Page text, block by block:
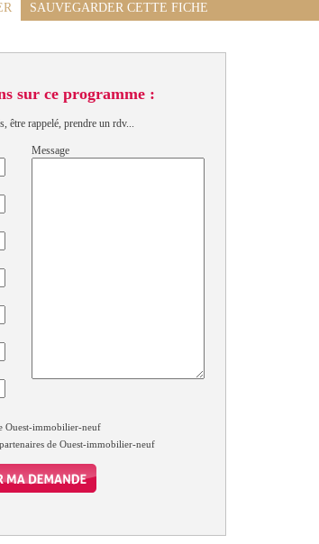
SAUVEGARDER CETTE FICHE
sur ce programme :
être rappelé, prendre un rdv...
Message
Ouest-immobilier-neuf
de Ouest-immobilier-neuf